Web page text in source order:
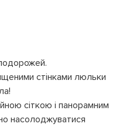
стінками люльки
сіткою і панорамним
насолоджуватися